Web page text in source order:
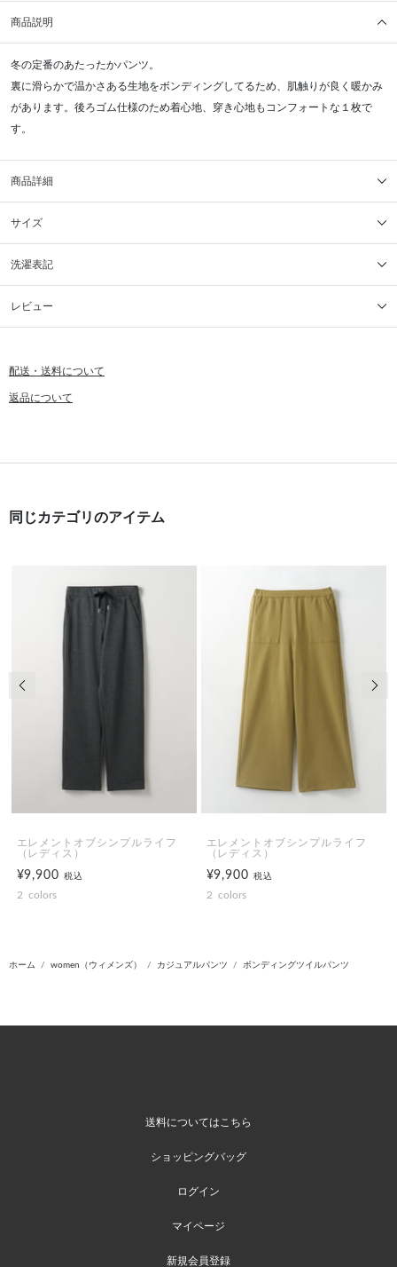
商品説明
冬の定番のあたったかパンツ。
裏に滑らかで温かさある生地をボンディングしてるため、肌触りが良く暖かみ
があります。後ろゴム仕様のため着心地、穿き心地もコンフォートな１枚で
す。
商品詳細
サイズ
洗濯表記
レビュー
配送・送料について
返品について
同じカテゴリのアイテム
エレメントオブシンプルライフ
（レディス）
¥9,900税込
2 colors
エレメントオブシンプルライフ
（レディス）
¥9,900税込
2 colors
前の画像
ホーム women（ウィメンズ） カジュアルパンツ ボンディングツイルパンツ
送料についてはこちら
ショッピングバッグ
ログイン
マイページ
新規会員登録